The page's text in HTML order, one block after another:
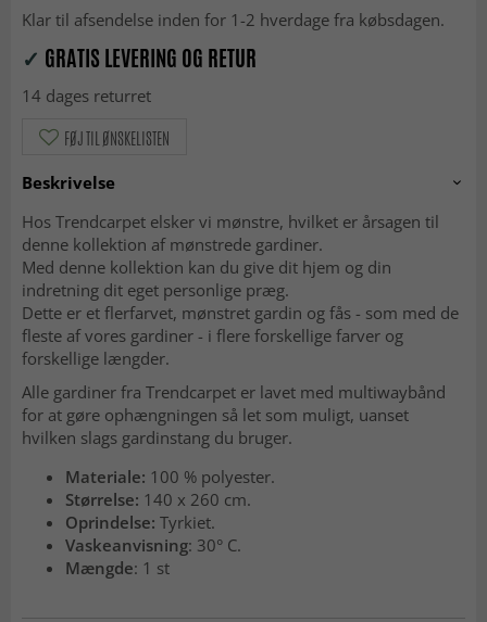
Klar til afsendelse inden for 1-2 hverdage fra købsdagen.
✓ GRATIS LEVERING OG RETUR
14 dages returret
FØJ TIL ØNSKELISTEN
Beskrivelse
Hos Trendcarpet elsker vi mønstre, hvilket er årsagen til
denne kollektion af mønstrede gardiner.
Med denne kollektion kan du give dit hjem og din
indretning dit eget personlige præg.
Dette er et flerfarvet, mønstret gardin og fås - som med de
fleste af vores gardiner - i flere forskellige farver og
forskellige længder.
Alle gardiner fra Trendcarpet er lavet med multiwaybånd
for at gøre ophængningen så let som muligt, uanset
hvilken slags gardinstang du bruger.
Materiale: 100 % polyester.
Størrelse: 140 x 260 cm.
Oprindelse: Tyrkiet.
Vaskeanvisning: 30° C.
Mængde: 1 st